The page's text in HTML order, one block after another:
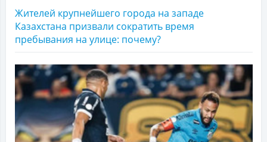
Жителей крупнейшего города на западе
Казахстана призвали сократить время
пребывания на улице: почему?